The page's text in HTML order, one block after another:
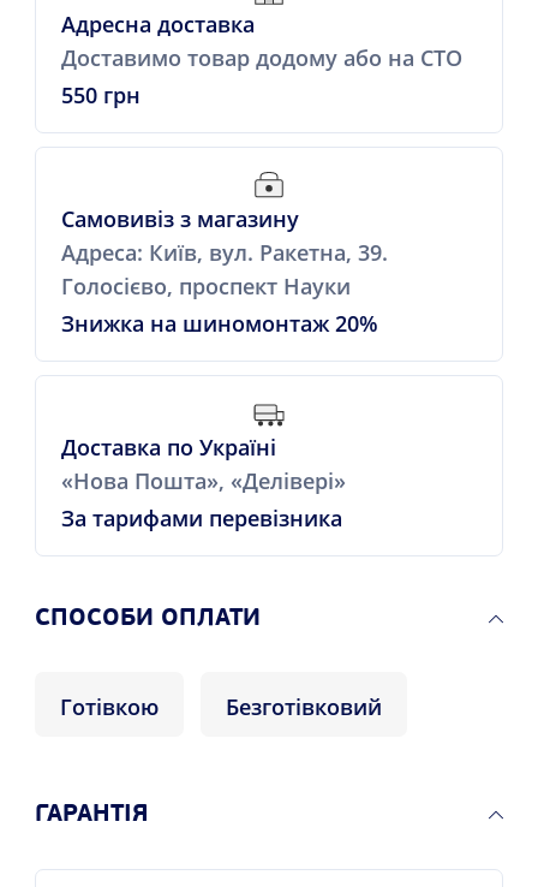
Адресна доставка
Доставимо товар додому або на СТО
550 грн
Самовивіз з магазину
Адреса: Київ, вул. Ракетна, 39.
Голосієво, проспект Науки
Знижка на шиномонтаж 20%
Доставка по Україні
«Нова Пошта», «Делівері»
За тарифами перевізника
СПОСОБИ ОПЛАТИ
Готівкою Безготівковий
ГАРАНТІЯ